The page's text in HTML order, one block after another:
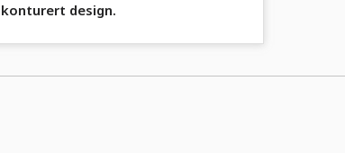
konturert design.